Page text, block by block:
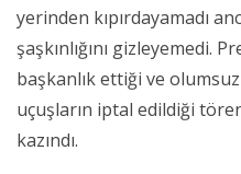
yerinden kıpırdayamadı
şaşkınlığını gizleyemedi.
başkanlık ettiği ve
uçuşların iptal edildiği
kazındı.